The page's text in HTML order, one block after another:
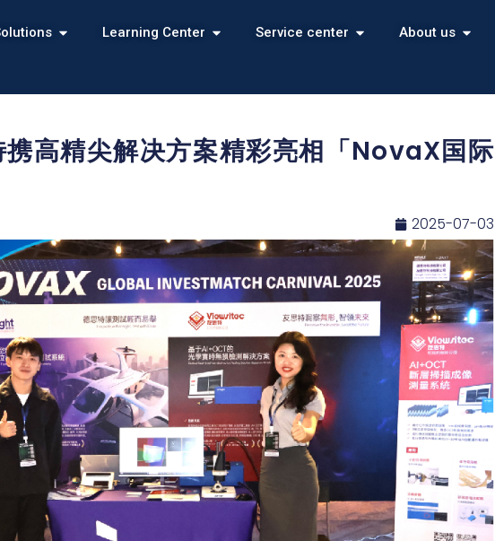
Learning Center Service center About us
高精尖解决方案精彩亮相「NovaX国际
2025-07-03